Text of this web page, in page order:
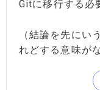
Gitに移行する必
（結論を先にい
れどする意味が